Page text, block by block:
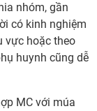
2.
Vai
trò
trong
nhóm, gần
có kinh nghiệm
vực hoặc theo
huynh cũng dễ
MC với múa